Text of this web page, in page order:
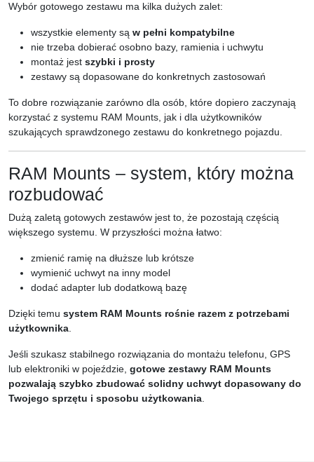
Wybór gotowego zestawu ma kilka dużych zalet:
wszystkie elementy są w pełni kompatybilne
nie trzeba dobierać osobno bazy, ramienia i uchwytu
montaż jest szybki i prosty
zestawy są dopasowane do konkretnych zastosowań
To dobre rozwiązanie zarówno dla osób, które dopiero zaczynają
korzystać z systemu RAM Mounts, jak i dla użytkowników
szukających sprawdzonego zestawu do konkretnego pojazdu.
RAM Mounts – system, który można
rozbudować
Dużą zaletą gotowych zestawów jest to, że pozostają częścią
większego systemu. W przyszłości można łatwo:
zmienić ramię na dłuższe lub krótsze
wymienić uchwyt na inny model
dodać adapter lub dodatkową bazę
Dzięki temu system RAM Mounts rośnie razem z potrzebami
użytkownika
Jeśli szukasz stabilnego rozwiązania do montażu telefonu, GPS
lub elektroniki w pojeździe, gotowe zestawy RAM Mounts
pozwalają szybko zbudować solidny uchwyt dopasowany do
Twojego sprzętu i sposobu użytkowania